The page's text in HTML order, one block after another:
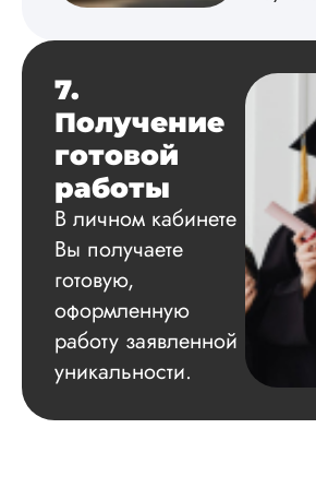
7.
Получение
готовой
работы
В личном кабинете
Вы получаете
готовую,
оформленную
работу заявленной
уникальности.